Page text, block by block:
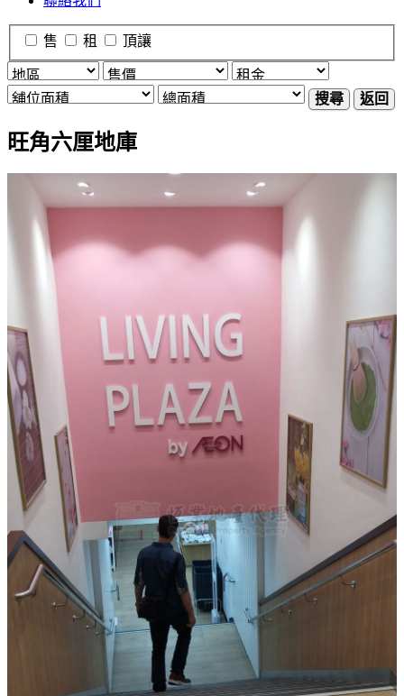
售 租 頂讓
搜尋 返回
旺角六厘地庫